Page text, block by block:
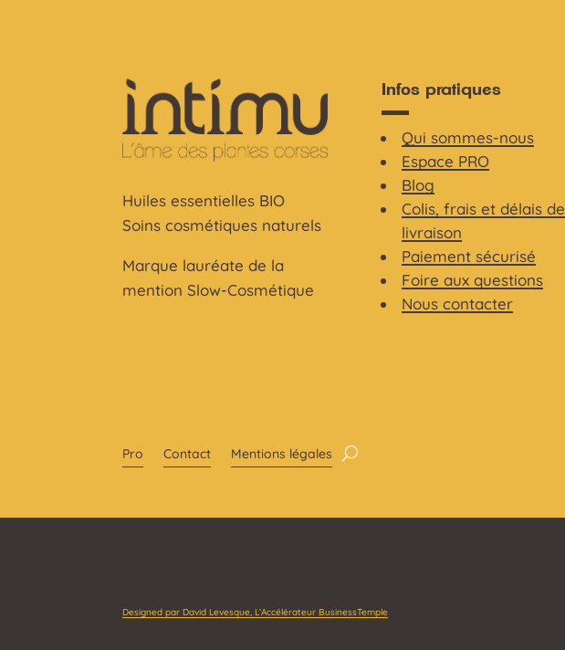
Huiles essentielles BIO
Soins cosmétiques naturels
Marque lauréate de la
mention Slow-Cosmétique
Infos pratiques
Qui sommes-nous
Espace PRO
Blog
Colis, frais et délais de
livraison
Paiement sécurisé
Foire aux questions
Nous contacter
Pro Contact Mentions légales
Designed par David Levesque, L’Accélérateur BusinessTemple